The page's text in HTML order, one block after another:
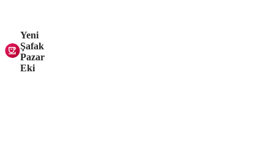
Yeni
Şafak
Pazar
Eki